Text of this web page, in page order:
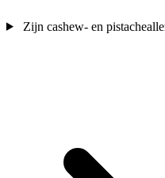
Zijn cashew- en